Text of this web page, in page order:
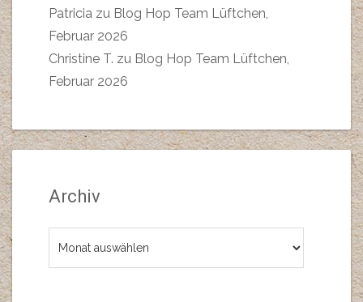
Patricia zu Blog Hop Team Lüftchen,
Februar 2026
Christine T. zu Blog Hop Team Lüftchen,
Februar 2026
Archiv